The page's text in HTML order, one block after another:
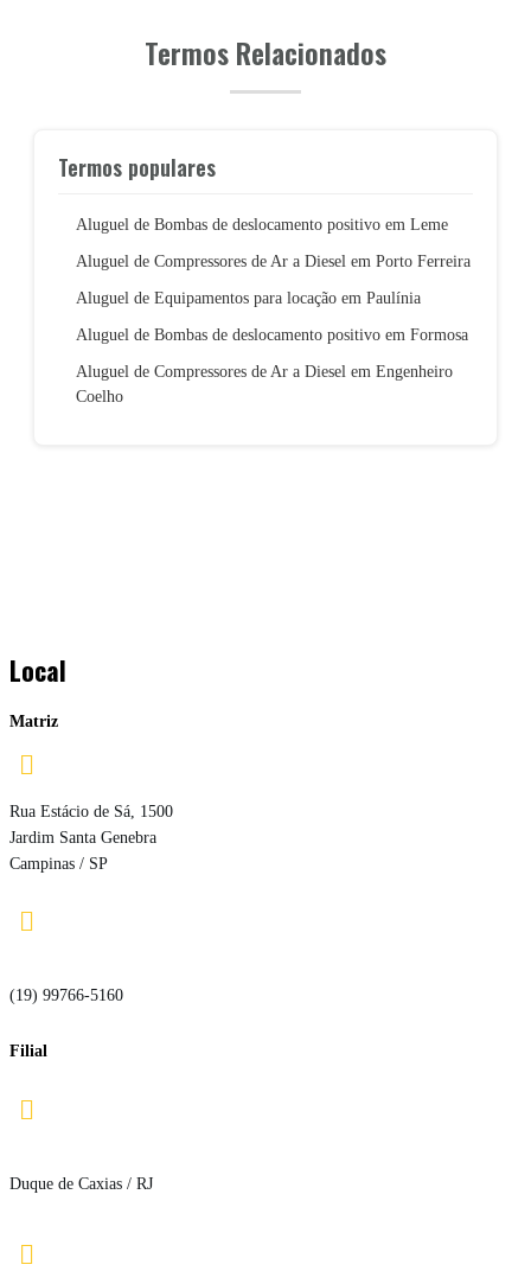
Termos Relacionados
Termos populares
Aluguel de Bombas de deslocamento positivo em Leme
Aluguel de Compressores de Ar a Diesel em Porto Ferreira
Aluguel de Equipamentos para locação em Paulínia
Aluguel de Bombas de deslocamento positivo em Formosa
Aluguel de Compressores de Ar a Diesel em Engenheiro
Coelho
Local
Matriz

Rua Estácio de Sá, 1500
Jardim Santa Genebra
Campinas / SP

(19) 99766-5160
Filial

Duque de Caxias / RJ
